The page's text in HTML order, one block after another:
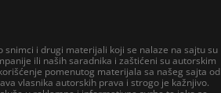
snimci i drugi materijali koji se nalaze na sajtu su
ili naših saradnika i zaštićeni su autorskim
pomenutog materijala sa našeg sajta od
vlasnika autorskih prava i strogo je kažnjivo.